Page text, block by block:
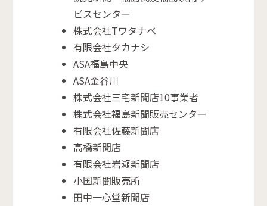
ビスセンター
株式会社Tワタナベ
有限会社タカナシ
ASA福島中央
ASA金谷川
株式会社三宅新聞店10事業者
株式会社福島新聞販売センター
有限会社佐藤新聞店
高橋新聞店
有限会社岩瀬新聞店
小国新聞販売所
田中一心堂新聞店